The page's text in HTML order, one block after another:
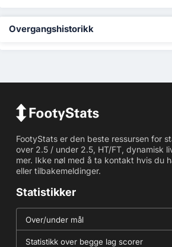
Overgangshistorikk
FootyStats er den beste ressursen for
over 2.5 / under 2.5, HT/FT, dynamisk
mer. Ikke nøl med å ta kontakt hvis du
eller tilbakemeldinger.
Statistikker
Over/under mål
Statistikk over begge lag scorer